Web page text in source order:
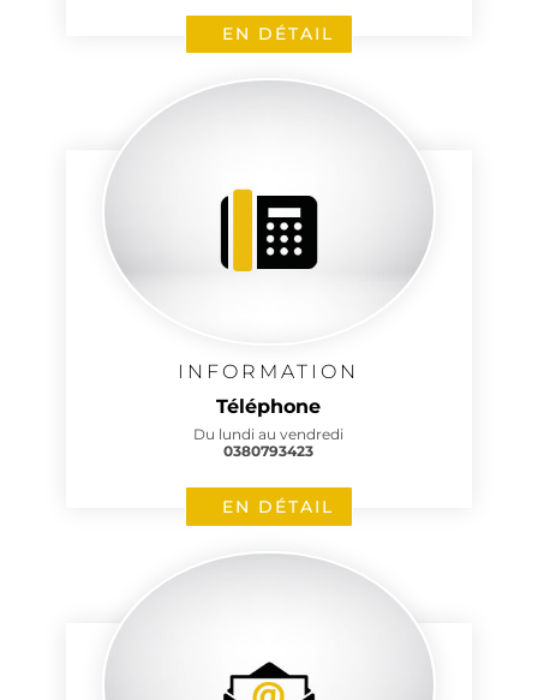
EN DÉTAIL
INFORMATION
Téléphone
Du lundi au vendredi
0380793423
EN DÉTAIL